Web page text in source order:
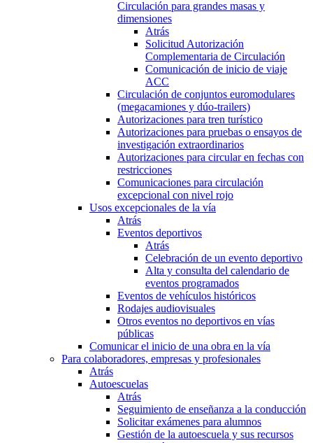
Circulación para grandes masas y
dimensiones
Atrás
Solicitud Autorización
Complementaria de Circulación
Comunicación de inicio de viaje
ACC
Circulación de conjuntos euromodulares
(megacamiones y dúo-trailers)
Autorizaciones para tren turístico
Autorizaciones para pruebas o ensayos de
investigación extraordinarios
Autorizaciones para circular en fechas con
restricciones
Comunicaciones para circulación
excepcional con nivel rojo
Usos excepcionales de la vía
Atrás
Eventos deportivos
Atrás
Celebración de un evento deportivo
Alta y consulta del calendario de
eventos programados
Eventos de vehículos históricos
Rodajes audiovisuales
Otros eventos no deportivos en vías
públicas
Comunicar el inicio de una obra en la vía
Para colaboradores, empresas y profesionales
Atrás
Autoescuelas
Atrás
Seguimiento de enseñanza a la conducción
Solicitar exámenes para alumnos
Gestión de la autoescuela y sus recursos